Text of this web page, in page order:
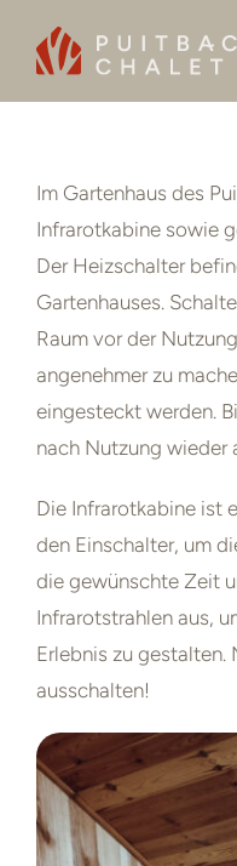
Im Gartenhaus des
Infrarotkabine sowie
Der Heizschalter
Gartenhauses.
Raum vor der
angenehmer zu
eingesteckt werden.
nach Nutzung wieder
Die Infrarotkabine ist
den Einschalter, um
die gewünschte Zeit
Infrarotstrahlen aus,
Erlebnis zu
ausschalten!